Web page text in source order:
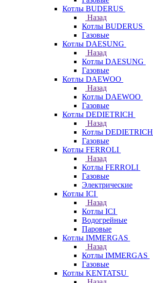
Котлы BUDERUS
Назад
Котлы BUDERUS
Газовые
Котлы DAESUNG
Назад
Котлы DAESUNG
Газовые
Котлы DAEWOO
Назад
Котлы DAEWOO
Газовые
Котлы DEDIETRICH
Назад
Котлы DEDIETRICH
Газовые
Котлы FERROLI
Назад
Котлы FERROLI
Газовые
Электрические
Котлы ICI
Назад
Котлы ICI
Водогрейные
Паровые
Котлы IMMERGAS
Назад
Котлы IMMERGAS
Газовые
Котлы KENTATSU